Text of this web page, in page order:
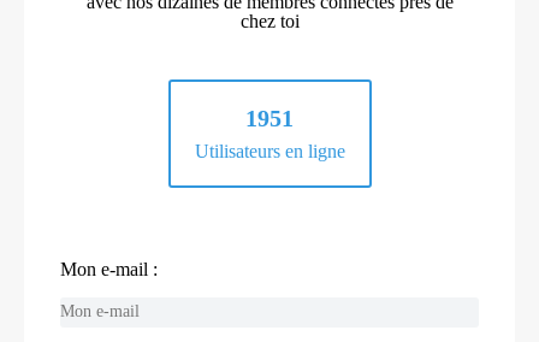
chez toi
1951
Utilisateurs en ligne
Mon e-mail :